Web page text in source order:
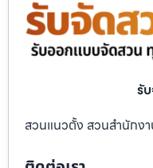
รั
สวนแนวตั้ง สวนสำนักง